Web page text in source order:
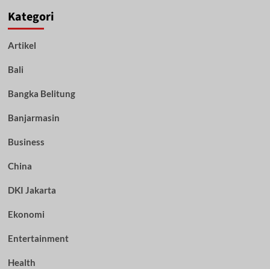
Kategori
Artikel
Bali
Bangka Belitung
Banjarmasin
Business
China
DKI Jakarta
Ekonomi
Entertainment
Health